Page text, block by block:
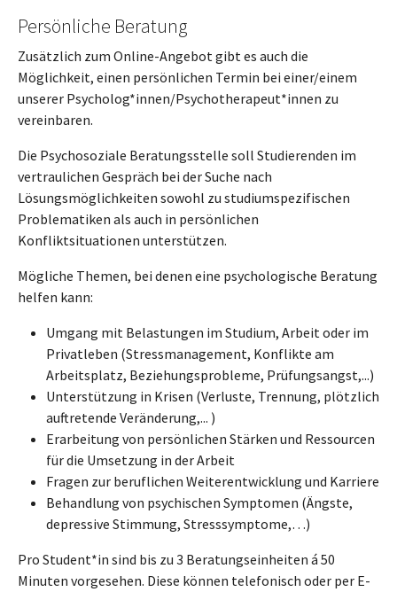
Persönliche Beratung
Zusätzlich zum Online-Angebot gibt es auch die
Möglichkeit, einen persönlichen Termin bei einer/einem
unserer Psycholog*innen/Psychotherapeut*innen zu
vereinbaren.
Die Psychosoziale Beratungsstelle soll Studierenden im
vertraulichen Gespräch bei der Suche nach
Lösungsmöglichkeiten sowohl zu studiumspezifischen
Problematiken als auch in persönlichen
Konfliktsituationen unterstützen.
Mögliche Themen, bei denen eine psychologische Beratung
helfen kann:
Umgang mit Belastungen im Studium, Arbeit oder im
Privatleben (Stressmanagement, Konflikte am
Arbeitsplatz, Beziehungsprobleme, Prüfungsangst,...)
Unterstützung in Krisen (Verluste, Trennung, plötzlich
auftretende Veränderung,... )
Erarbeitung von persönlichen Stärken und Ressourcen
für die Umsetzung in der Arbeit
Fragen zur beruflichen Weiterentwicklung und Karriere
Behandlung von psychischen Symptomen (Ängste,
depressive Stimmung, Stresssymptome,…)
Pro Student*in sind bis zu 3 Beratungseinheiten á 50
Minuten vorgesehen. Diese können telefonisch oder per E-